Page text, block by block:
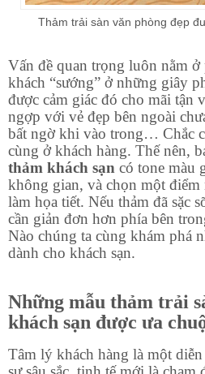
Thảm trải sàn văn phòng đẹp
Vấn đề quan trọng luôn nằm ở
khách “sướng” ở những giây
được cảm giác đó cho mãi tận
ngợp với vẻ đẹp bên ngoài
bất ngờ khi vào trong… Chắc
cùng ở khách hàng. Thế nên,
thảm khách sạn có tone màu
không gian, và chọn một điểm
làm họa tiết. Nếu thảm đã sặc
cần giản đơn hơn phía bên
Nào chúng ta cùng khám phá
dành cho khách sạn.
Những mẫu thảm trải
khách sạn được ưa
Tâm lý khách hàng là một